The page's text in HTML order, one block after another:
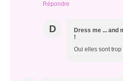
Répondre
D
Dress me ... and
!
Oui elles sont trop